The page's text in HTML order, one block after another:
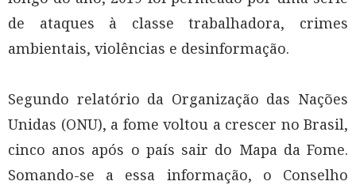
de ataques à classe trabalhadora, crimes
ambientais, violências e desinformação.
Segundo relatório da Organização das Nações
Unidas (ONU), a fome voltou a crescer no Brasil,
cinco anos após o país sair do Mapa da Fome.
Somando-se a essa informação, o Conselho